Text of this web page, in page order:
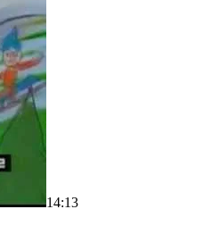
14:13